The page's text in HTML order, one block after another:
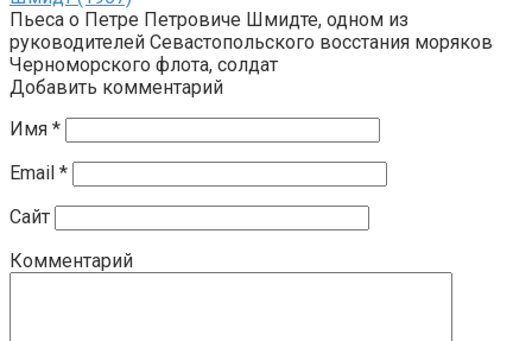
Пьеса о Петре Петровиче Шмидте, одном из
руководителей Севастопольского восстания моряков
Черноморского флота, солдат
Добавить комментарий
Имя *
Email *
Сайт
Комментарий